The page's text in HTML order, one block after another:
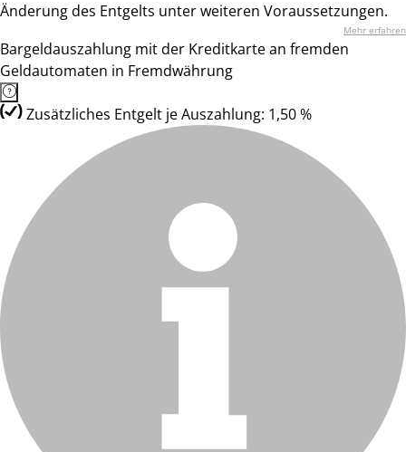
Änderung des Entgelts unter weiteren Voraussetzungen.
Mehr erfahren
Bargeldauszahlung mit der Kreditkarte an fremden
Geldautomaten in Fremdwährung
Zusätzliches Entgelt je Auszahlung: 1,50 %